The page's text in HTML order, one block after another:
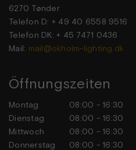
6270 Tønder
Telefon D: + 49 40 6558 9516
Telefon DK: + 45 7471 0436
Mail: mail@okholm-lighting.dk
Öffnungszeiten
Montag
08:00 - 16:30
Dienstag
08:00 - 16:30
Mittwoch
08:00 - 16:30
Donnerstag
08:00 - 16:30